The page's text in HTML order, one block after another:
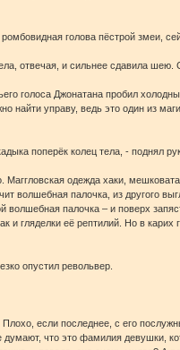
голова пёстрой змеи,
отвечая, и сильнее сдавила
голоса Джонатана пробил
найти управу, ведь это один из
поперёк колец тела, - поднял
одежда хаки,
волшебная палочка, из другого
волшебная палочка – и поверх
и гляделки её рептилий. Но в карих
опустил револьвер.
если последнее, с его
что это фамилия девушки,